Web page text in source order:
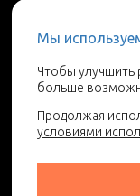
plitka@lincer.ru
3 салона в г.
Мы
Чтобы улучшить
больше
Продолжая
условиями